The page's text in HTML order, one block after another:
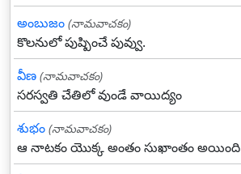
అంబుజం (నామవాచకం)
కొలనులో పుష్పించే పువ్వు.
వీణ (నామవాచకం)
సరస్వతి చేతిలో వుండే వాయిద్యం
శుభం (నామవాచకం)
ఆ నాటకం యొక్క అంతం సుఖాంతం అయింది